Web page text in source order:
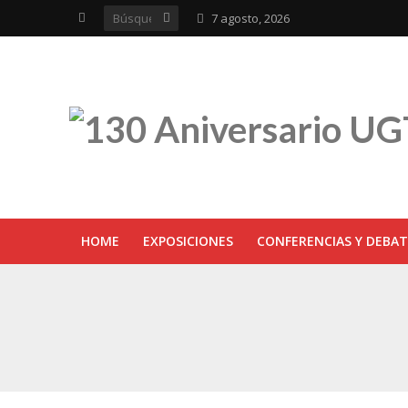
7 agosto, 2026
HOME EXPOSICIONES CONFERENCIAS Y